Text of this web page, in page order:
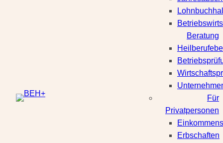
Beratung
Für
Privatpersonen
Erbschaften